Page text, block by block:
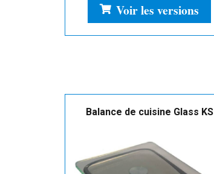
Voir les versions
Balance de cuisine Glass KS